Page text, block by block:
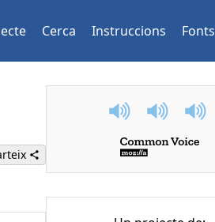
Cerca Instruccions Fonts